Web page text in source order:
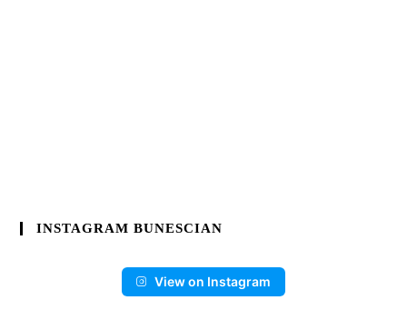
INSTAGRAM BUNESCIAN
View on Instagram